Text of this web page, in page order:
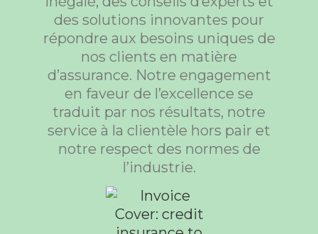
des solutions innovantes pour
répondre aux besoins uniques de
nos clients en matière
d’assurance. Notre engagement
en faveur de l’excellence se
traduit par nos résultats, notre
service à la clientèle hors pair et
notre respect des normes de
l’industrie.